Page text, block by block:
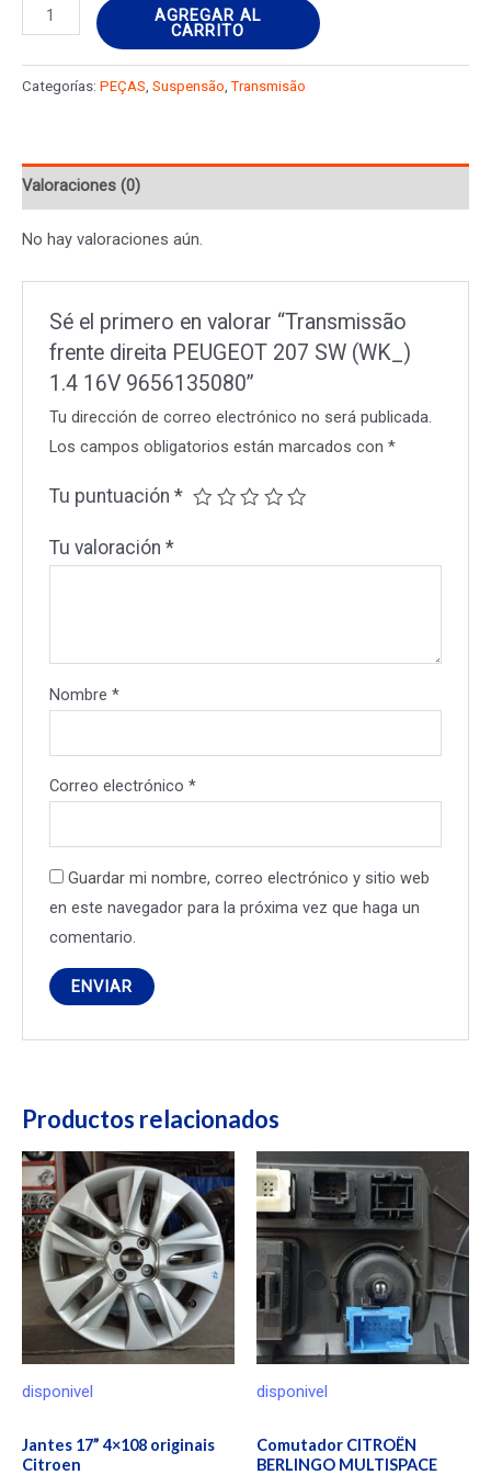
Transmissão
frente
direita
PEUGEOT
(WK_)
16V
9656135080
AGREGAR AL
CARRITO
Categorías: PEÇAS Suspensão ,Transmisão
Valoraciones (0)
No hay valoraciones aún.
Sé el primero en valorar “Transmissão
frente direita PEUGEOT 207 SW (WK_)
1.4 16V 9656135080”
Tu dirección de correo electrónico no será publicada.
Los campos obligatorios están marcados con*
Tu puntuación*
Tu valoración*
Nombre*
Correo electrónico*
Guardar mi nombre, correo electrónico y sitio web
en este navegador para la próxima vez que haga un
comentario.
Productos relacionados
disponivel
Jantes 17” 4×108 originais
Citroen
disponivel
Comutador CITROËN
BERLINGO MULTISPACE